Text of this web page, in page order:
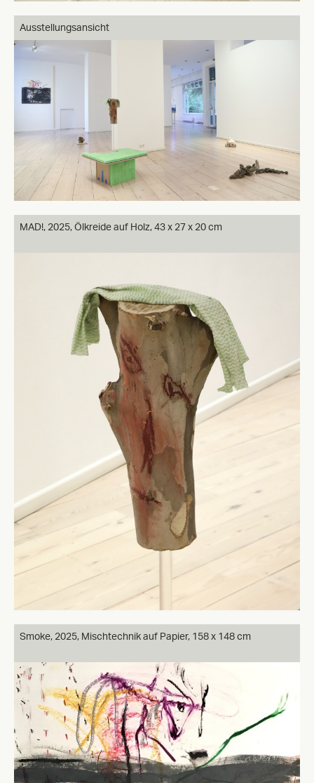
Ausstellungsansicht
MAD!, 2025, Ölkreide auf Holz, 43 x 27 x 20 cm
Smoke, 2025, Mischtechnik auf Papier, 158 x 148 cm